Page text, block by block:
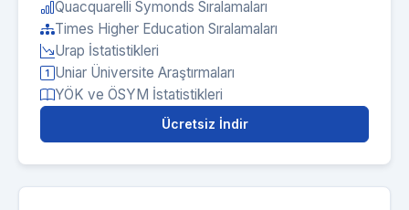
Quacquarelli Symonds Sıralamaları
Times Higher Education Sıralamaları
Urap İstatistikleri
Uniar Üniversite Araştırmaları
YÖK ve ÖSYM İstatistikleri
Ücretsiz İndir